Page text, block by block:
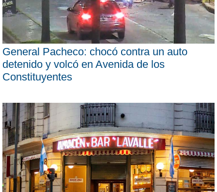
General Pacheco: chocó contra un auto
detenido y volcó en Avenida de los
Constituyentes